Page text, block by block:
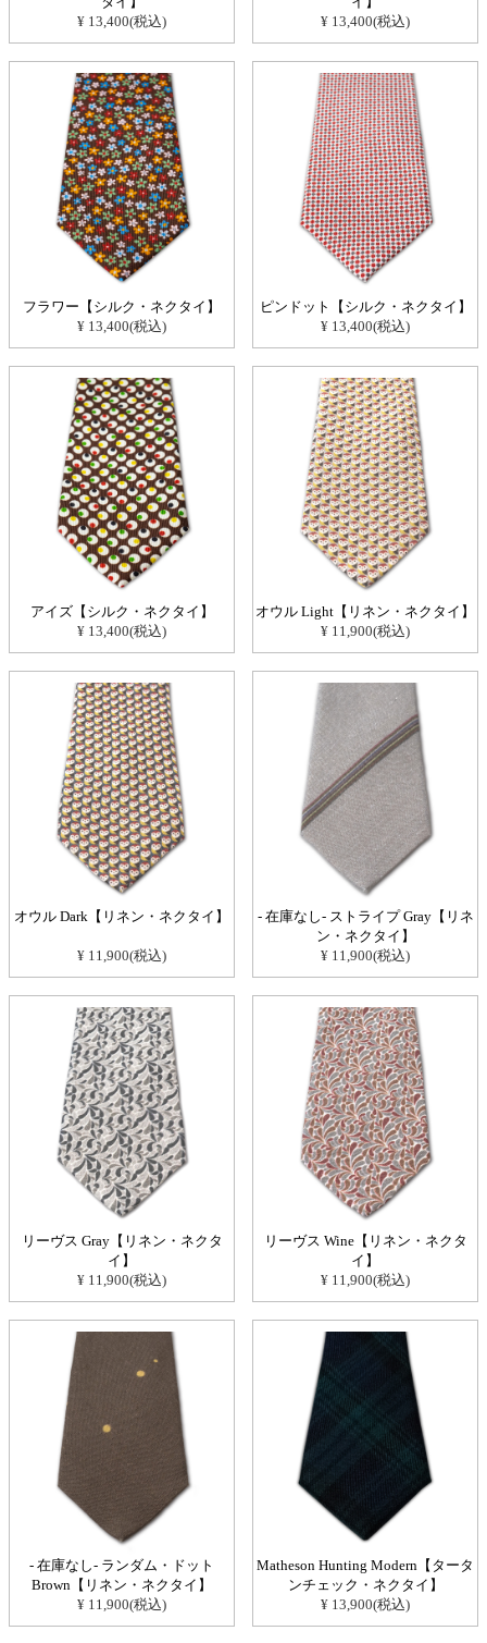
¥ 13,400(税込)
¥ 13,400(税込)
フラワー【シルク・ネクタイ】
¥ 13,400(税込)
ピンドット【シルク・ネクタイ】
¥ 13,400(税込)
アイズ【シルク・ネクタイ】
¥ 13,400(税込)
オウル Light【リネン・ネクタイ】
¥ 11,900(税込)
オウル Dark【リネン・ネクタイ】
¥ 11,900(税込)
- 在庫なし- ストライプ Gray【リネ
ン・ネクタイ】
¥ 11,900(税込)
リーヴス Gray【リネン・ネクタ
イ】
¥ 11,900(税込)
リーヴス Wine【リネン・ネクタ
イ】
¥ 11,900(税込)
- 在庫なし- ランダム・ドット
Brown【リネン・ネクタイ】
¥ 11,900(税込)
Matheson Hunting Modern【タータ
ンチェック・ネクタイ】
¥ 13,900(税込)